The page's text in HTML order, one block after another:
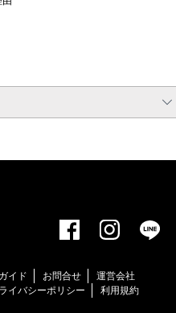
イド お問合せ
運営会社
イバシーポリシー 利用規約